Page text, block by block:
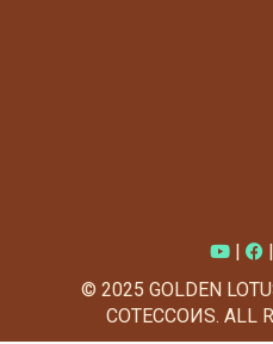
| |
© 2025 GOLDEN
COTECCOИS. ALL